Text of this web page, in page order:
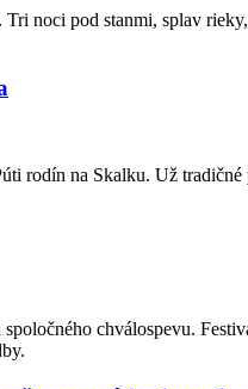
noci pod stanmi, splav
rodín na Skalku. Už
chválospevu.